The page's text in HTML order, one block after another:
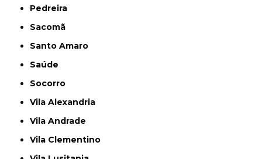
Pedreira
Sacomã
Santo Amaro
Saúde
Socorro
Vila Alexandria
Vila Andrade
Vila Clementino